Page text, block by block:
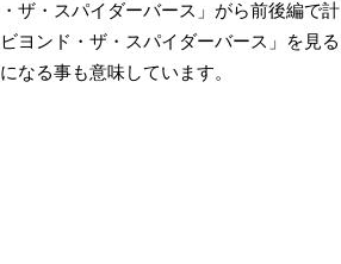
ザ・スパイダーバース」がら前後編で計
ヨンド・ザ・スパイダーバース」を見る
なる事も意味しています。